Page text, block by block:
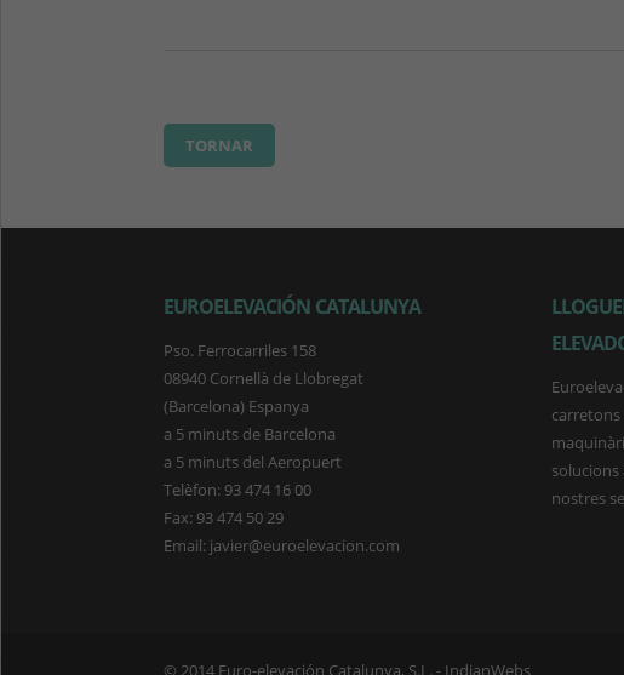
TORNAR
EUROELEVACIÓN CATALUNYA
Pso. Ferrocarriles 158
08940 Cornellà de Llobregat
(Barcelona) Espanya
a 5 minuts de Barcelona
a 5 minuts del Aeropuert
Telèfon: 93 474 16 00
Fax: 93 474 50 29
Email: javier@euroelevacion.com
solucions
nostres
© 2014 Euro-elevación Catalunya, S.L. - IndianWebs